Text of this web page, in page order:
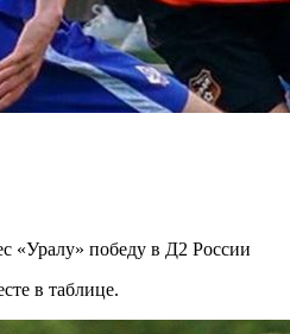
«Уралу» победу в Д2 России
в таблице.